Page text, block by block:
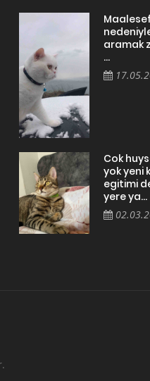
aramak
...
Cok
yok yeni
egitimi
yere ya...